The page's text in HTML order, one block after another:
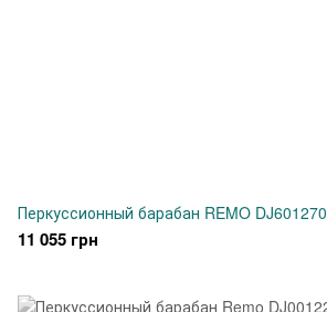
Перкуссионный барабан REMO DJ601270
11 055 грн